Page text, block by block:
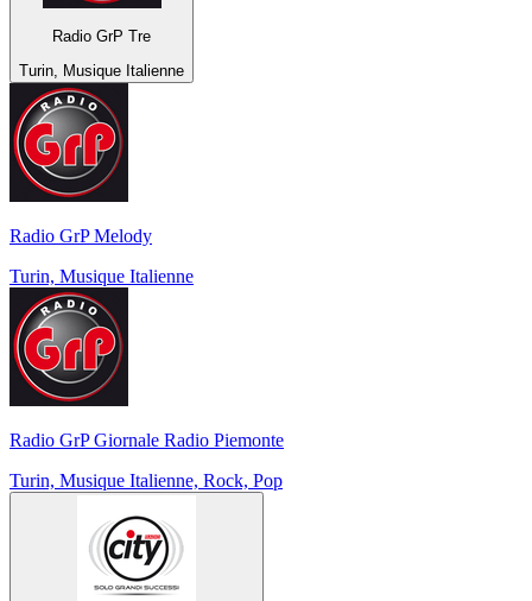
Radio GrP Tre
Turin, Musique Italienne
Radio GrP Melody
Turin, Musique Italienne
Radio GrP Giornale Radio Piemonte
Turin, Musique Italienne, Rock, Pop